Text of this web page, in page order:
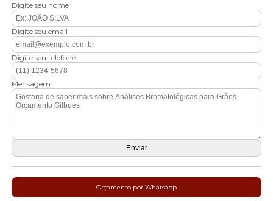
Digite seu nome
Digite seu email
Digite seu telefone
Mensagem
Orçamento por Whatsapp